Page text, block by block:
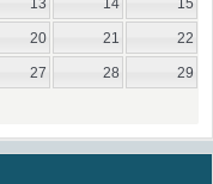
20 21 22
27 28 29